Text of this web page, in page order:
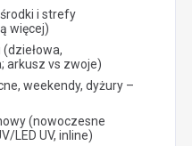
i strefy
więcej)
arkusz vs zwoje)
weekendy, dyżury –
(nowoczesne
LED UV, inline)